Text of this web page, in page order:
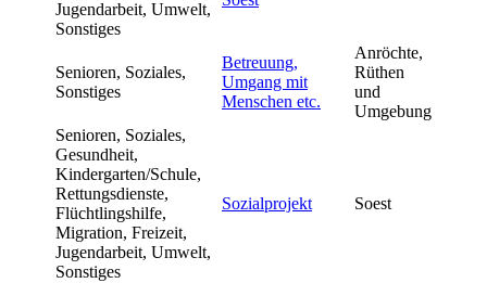
Jugendarbeit, Umwelt,
Sonstiges
Senioren, Soziales,
Sonstiges
Betreuung,
Umgang mit
Menschen etc.
Anröchte,
Rüthen
und
Umgebung
Senioren, Soziales,
Gesundheit,
Kindergarten/Schule,
Rettungsdienste,
Flüchtlingshilfe,
Migration, Freizeit,
Jugendarbeit, Umwelt,
Sonstiges
Sozialprojekt Soest